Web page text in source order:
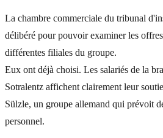
La chambre commerciale du tribunal
délibéré pour pouvoir examiner les
différentes filiales du groupe.
Eux ont déjà choisi. Les salariés de la
Sotralentz affichent clairement leur
Sülzle, un groupe allemand qui prévoit
personnel.